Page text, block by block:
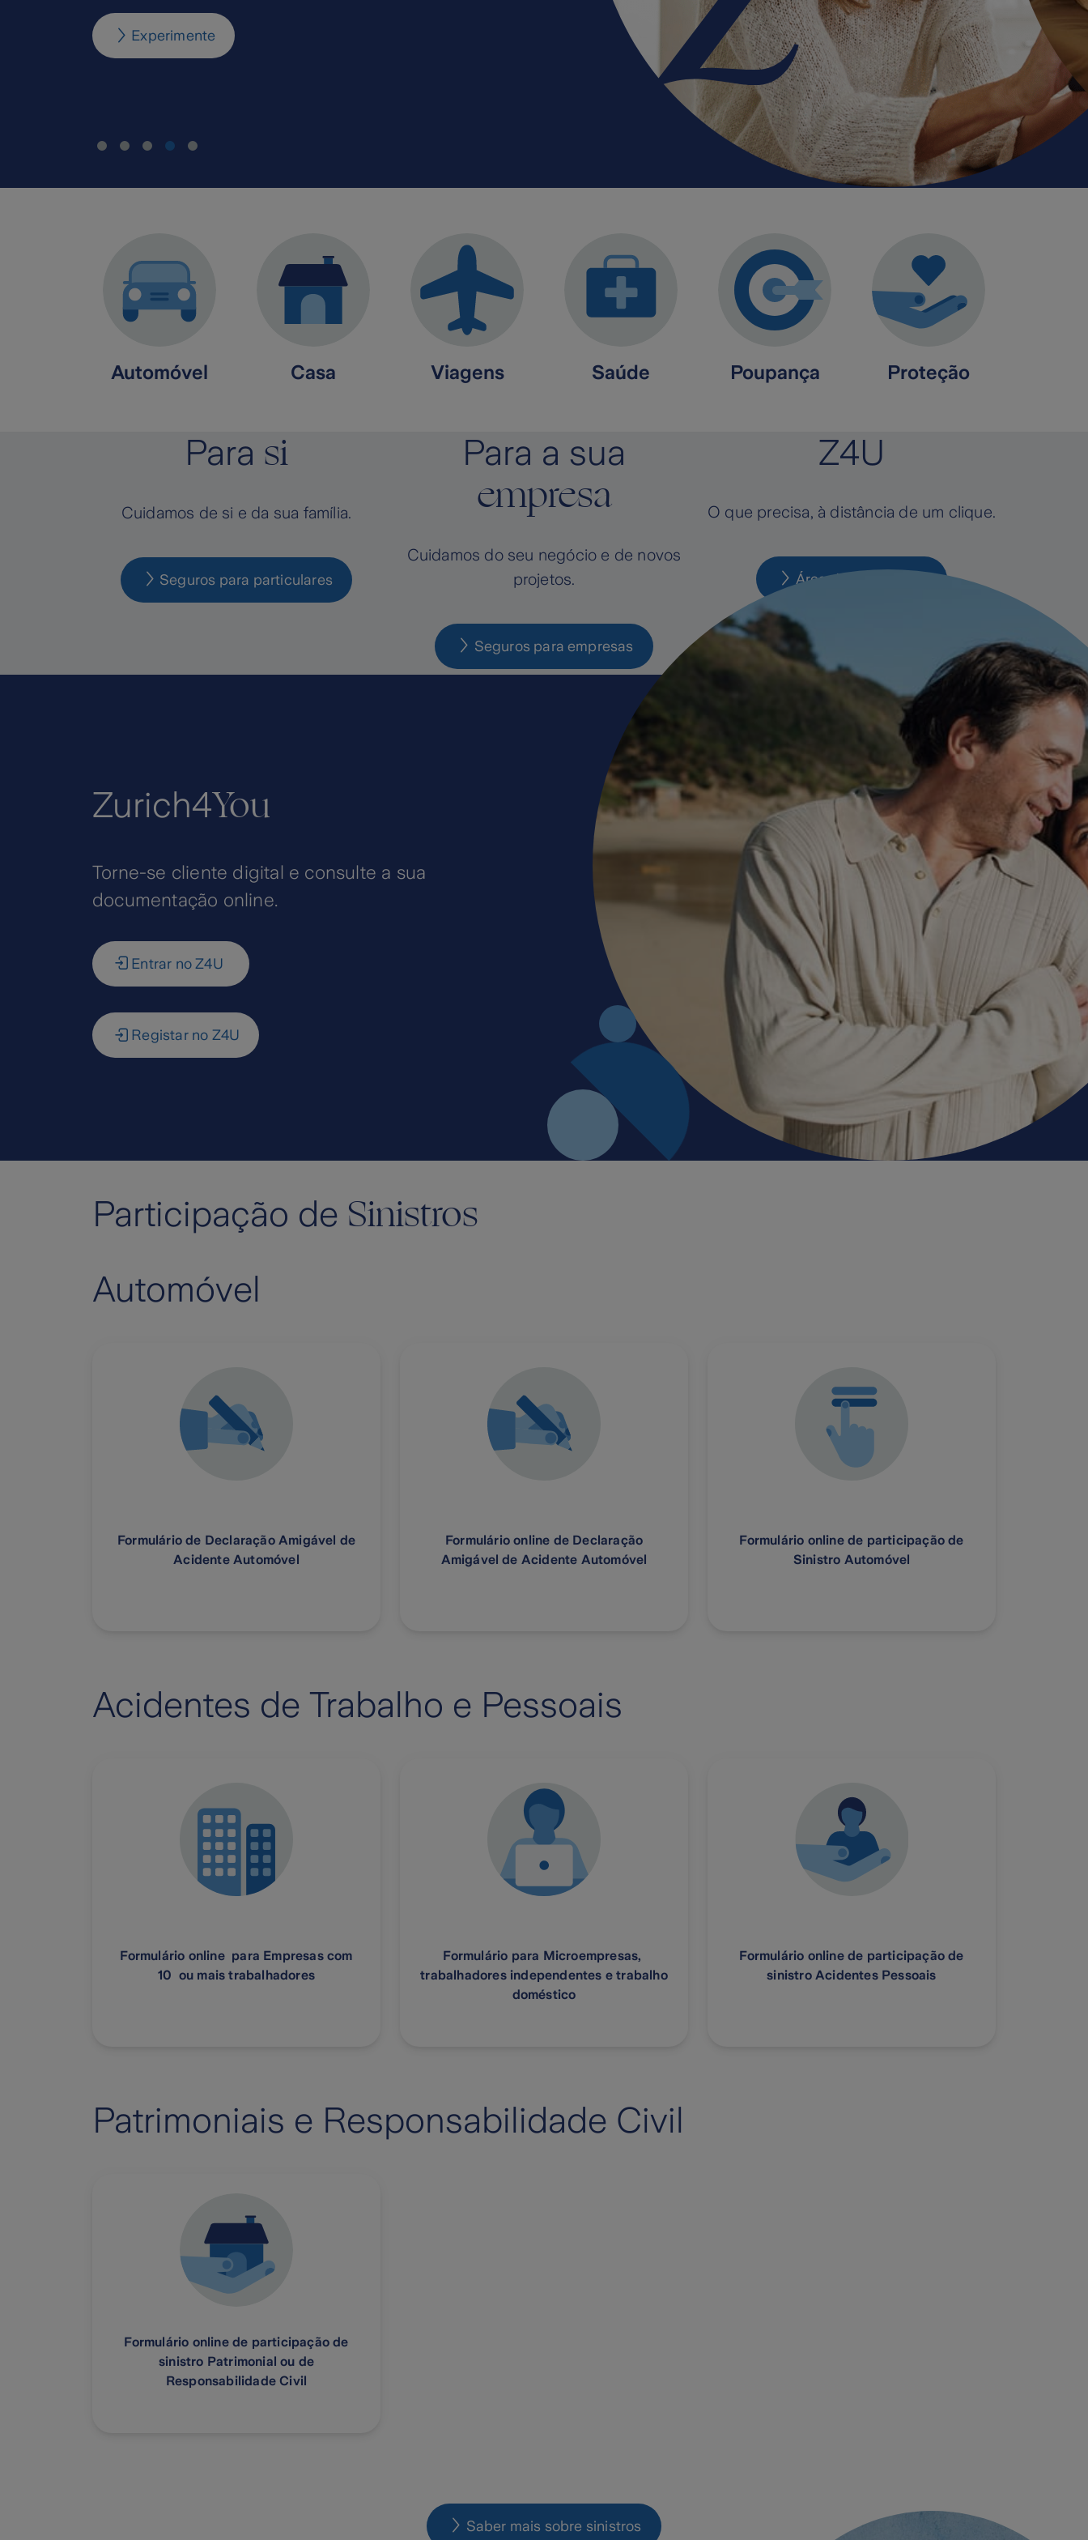
Campanha Cuidamos
Automóvel Casa Viagens Saúde Poupança Proteção
Para si
Cuidamos de si e da sua família.
Seguros para particulares
Para a sua
empresa
Cuidamos do seu negócio e de novos
projetos.
Seguros para empresas
Z4U
O que precisa, à distância de um clique.
Área de cliente Z4U
Zurich4You
Torne-se cliente digital e consulte a sua
documentação online.
Entrar no Z4U
Registar no Z4U
Participação de Sinistros
Automóvel
Formulário de Declaração Amigável de
Acidente Automóvel
Formulário online de Declaração
Amigável de Acidente Automóvel
Formulário online de participação de
Sinistro Automóvel
Acidentes de Trabalho e Pessoais
Formulário online para Empresas com
10 ou mais trabalhadores
Formulário para Microempresas,
trabalhadores independentes e trabalho
doméstico
Formulário online de participação de
sinistro Acidentes Pessoais
Patrimoniais e Responsabilidade Civil
Formulário online de participação de
sinistro Patrimonial ou de
Responsabilidade Civil
Saber mais sobre sinistros